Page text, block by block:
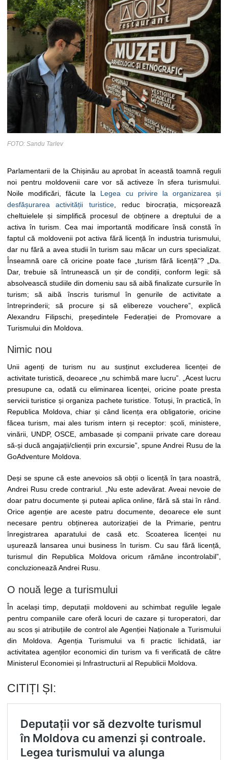
FOTO: Sandu Tarlev
Parlamentarii de la Chișinău au aprobat în această toamnă reguli
noi pentru moldovenii care vor să activeze în sfera turismului.
Noile modificări, făcute la Legea cu privire la organizarea și
desfășurarea activității turistice, reduc birocrația, micșorează
cheltuielele și simplifică procesul de obținere a dreptului de a
activa în turism. Cea mai importantă modificare însă constă în
faptul că moldovenii pot activa fără licență în industria turismului,
dar nu fără a avea studii în turism sau măcar un curs specializat.
Înseamnă oare că oricine poate face „turism fără licență”? „Da.
Dar, trebuie să întrunească un șir de condiții, conform legii: să
absolvească studiile din domeniu sau să aibă finalizate cursurile în
turism; să aibă înscris turismul în genurile de activitate a
întreprinderii; să procure și să elibereze vouchere”, explică
Alexandru Filipschi, președintele Federației de Promovare a
Turismului din Moldova.
Nimic nou
Unii agenți de turism nu au susținut excluderea licenței de
activitate turistică, deoarece „nu schimbă mare lucru”. „Acest lucru
presupune ca, odată cu eliminarea licenței, oricine poate presta
servicii turistice și organiza pachete turistice. Totuși, în practică, în
Republica Moldova, chiar și când licența era obligatorie, oricine
făcea turism, mai ales turism intern și receptor: școli, ministere,
vinării, UNDP, OSCE, ambasade și companii private care doreau
să-și ducă angajații/clienții prin excursie”, spune Andrei Rusu de la
GoAdventure Moldova.
Deși se spune că este anevoios să obții o licență în țara noastră,
Andrei Rusu crede contrariul. „Nu este adevărat. Aveai nevoie de
doar patru documente și puteai aplica online, fără să stai în rând.
Orice agenție are aceste patru documente, deoarece ele sunt
necesare pentru obținerea autorizației de la Primarie, pentru
înregistrarea aparatului de casă etc. Scoaterea licenței nu
ușurează lansarea unui business în turism. Cu sau fără licență,
turismul din Republica Moldova oricum rămâne incontrolabil”,
concluzionează Andrei Rusu.
O nouă lege a turismului
În același timp, deputații moldoveni au schimbat regulile legale
pentru companiile care oferă locuri de cazare și turoperatori, dar
au scos și atribuțiile de control ale Agenției Naționale a Turismului
din Moldova. Agenția Turismului va fi practic lichidată, iar
activitatea agenților economici din turism va fi verificată de către
Ministerul Economiei și Infrastructurii al Republicii Moldova.
CITIȚI ȘI: